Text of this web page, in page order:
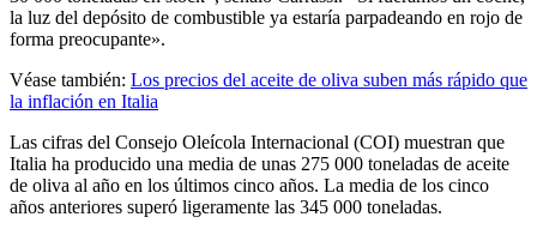
la luz del depósito de combustible ya estaría parpadeando en rojo de
forma preocupante».
Véase también: Los precios del aceite de oliva suben más rápido que
la inflación en Italia
Las cifras del Consejo Oleícola Internacional (COI) muestran que
Italia ha producido una media de unas 275 000 toneladas de aceite
de oliva al año en los últimos cinco años. La media de los cinco
años anteriores superó ligeramente las 345 000 toneladas.